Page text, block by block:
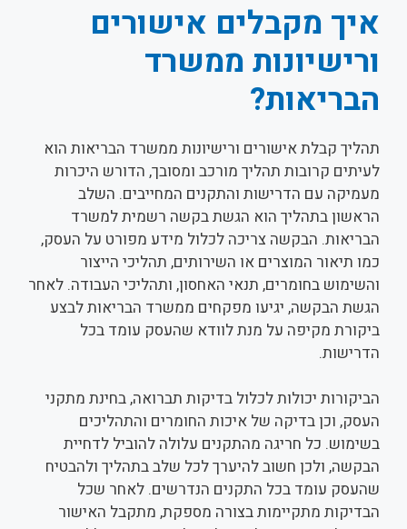
איך מקבלים אישורים
ורישיונות ממשרד
הבריאות?
תהליך קבלת אישורים ורישיונות ממשרד הבריאות הוא
לעיתים קרובות תהליך מורכב ומסובך, הדורש היכרות
מעמיקה עם הדרישות והתקנים המחייבים. השלב
הראשון בתהליך הוא הגשת בקשה רשמית למשרד
הבריאות. הבקשה צריכה לכלול מידע מפורט על העסק,
כמו תיאור המוצרים או השירותים, תהליכי הייצור
והשימוש בחומרים, תנאי האחסון, ותהליכי העבודה. לאחר
הגשת הבקשה, יגיעו מפקחים ממשרד הבריאות לבצע
ביקורת מקיפה על מנת לוודא שהעסק עומד בכל
הדרישות.
הביקורות יכולות לכלול בדיקות תברואה, בחינת מתקני
העסק, וכן בדיקה של איכות החומרים והתהליכים
בשימוש. כל חריגה מהתקנים עלולה להוביל לדחיית
הבקשה, ולכן חשוב להיערך לכל שלב בתהליך ולהבטיח
שהעסק עומד בכל התקנים הנדרשים. לאחר שכל
הבדיקות מתקיימות בצורה מספקת, מתקבל האישור